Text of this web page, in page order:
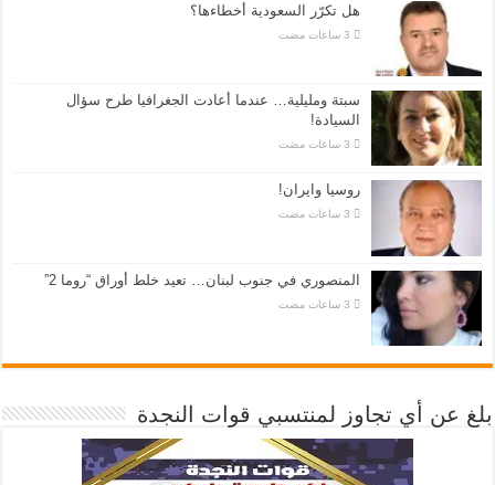
هل تكرّر السعودية أخطاءها؟
سبتة ومليلية… عندما أعادت الجغرافيا طرح سؤال
السيادة!
روسيا وايران!
المنصوري في جنوب لبنان… تعيد خلط أوراق “روما 2”
بلغ عن أي تجاوز لمنتسبي قوات النجدة